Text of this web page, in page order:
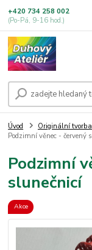
+420 734 258 002
(Po-Pá, 9-16 hod.)
Úvod Originální tvorba
Podzimní věnec - červený
Podzimní
slunečnicí
Akce